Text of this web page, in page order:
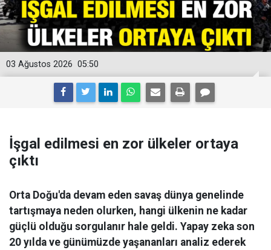
05:50
03 Ağustos 2026
İşgal edilmesi en zor ülkeler ortaya
çıktı
Orta Doğu'da devam eden savaş dünya genelinde
tartışmaya neden olurken, hangi ülkenin ne kadar
güçlü olduğu sorgulanır hale geldi. Yapay zeka son
20 yılda ve günümüzde yaşananları analiz ederek